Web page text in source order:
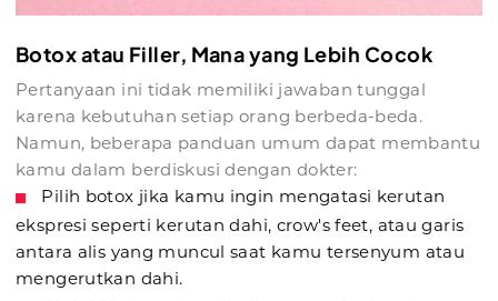
Botox atau Filler, Mana yang Lebih Cocok
Pertanyaan ini tidak memiliki jawaban tunggal
karena kebutuhan setiap orang berbeda-beda.
Namun, beberapa panduan umum dapat membantu
kamu dalam berdiskusi dengan dokter:
Pilih botox jika kamu ingin mengatasi kerutan
ekspresi seperti kerutan dahi, crow's feet, atau garis
antara alis yang muncul saat kamu tersenyum atau
mengerutkan dahi.